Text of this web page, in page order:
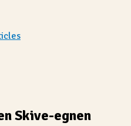
Skive-egnen